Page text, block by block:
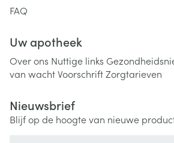
FAQ
Uw apotheek
Over ons Nuttige links
van wachtVoorschriftZorgtarieven
Nieuwsbrief
Blijf op de hoogte van nieuwe